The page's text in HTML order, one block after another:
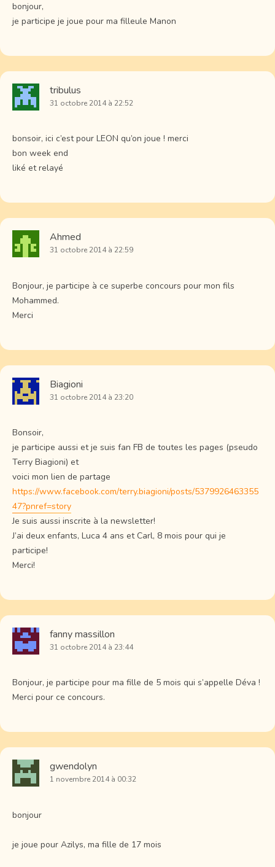
bonjour,
je participe je joue pour ma filleule Manon
tribulus
31 octobre 2014 à 22:52
bonsoir, ici c’est pour LEON qu’on joue ! merci
bon week end
liké et relayé
Ahmed
31 octobre 2014 à 22:59
Bonjour, je participe à ce superbe concours pour mon fils
Mohammed.
Merci
Biagioni
31 octobre 2014 à 23:20
Bonsoir,
je participe aussi et je suis fan FB de toutes les pages (pseudo
Terry Biagioni) et
voici mon lien de partage
https://www.facebook.com/terry.biagioni/posts/5379926463355
47?pnref=story
Je suis aussi inscrite à la newsletter!
J’ai deux enfants, Luca 4 ans et Carl, 8 mois pour qui je
participe!
Merci!
fanny massillon
31 octobre 2014 à 23:44
Bonjour, je participe pour ma fille de 5 mois qui s’appelle Déva !
Merci pour ce concours.
gwendolyn
1 novembre 2014 à 00:32
bonjour
je joue pour Azilys, ma fille de 17 mois